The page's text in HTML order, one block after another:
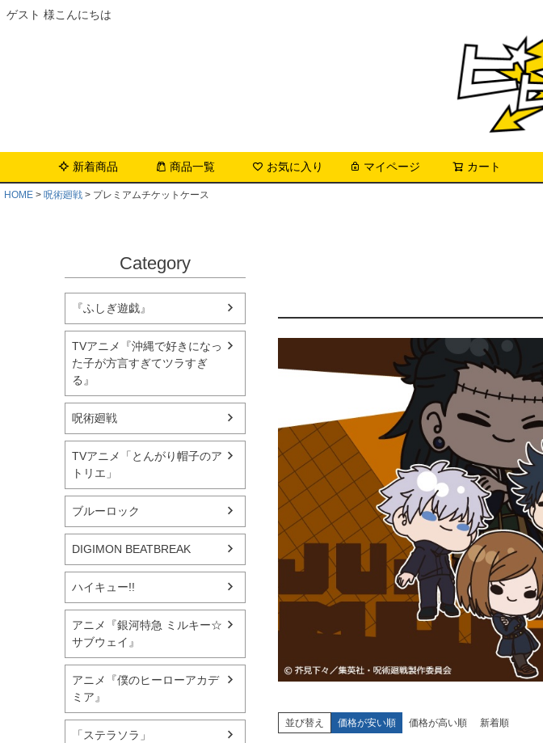
ゲスト 様こんにちは
新着商品 商品一覧 お気に入り マイページ カート
HOME 呪術廻戦 プレミアムチケットケース
Category
『ふしぎ遊戯』
TVアニメ『沖縄で好きになっ
た子が方言すぎてツラすぎ
る』
呪術廻戦
TVアニメ「とんがり帽子のア
トリエ」
ブルーロック
DIGIMON BEATBREAK
ハイキュー!!
アニメ『銀河特急 ミルキー☆
サブウェイ』
アニメ『僕のヒーローアカデ
ミア』
「ステラソラ」
並び替え 価格が安い順 価格が高い順 新着順